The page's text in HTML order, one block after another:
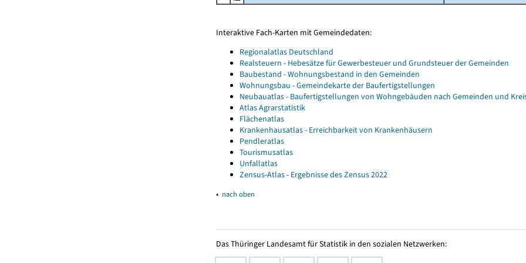
Interaktive Fach-Karten mit Gemeindedaten:
Regionalatlas Deutschland
Realsteuern - Hebesätze für Gewerbesteuer und Grundsteuer der Gemeinden
Baubestand - Wohnungsbestand in den Gemeinden
Wohnungsbau - Gemeindekarte der Baufertigstellungen
Neubauatlas - Baufertigstellungen von Wohngebäuden nach Gemeinden und
Atlas Agrarstatistik
Flächenatlas
Krankenhausatlas - Erreichbarkeit von Krankenhäusern
Pendleratlas
Tourismusatlas
Unfallatlas
Zensus-Atlas - Ergebnisse des Zensus 2022
▴ nach oben
Das Thüringer Landesamt für Statistik in den sozialen Netzwerken: